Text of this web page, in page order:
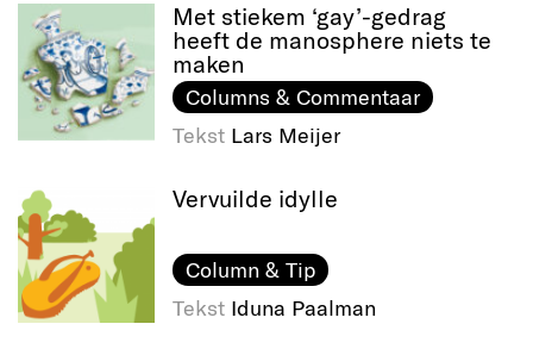
Met stiekem ‘gay’-gedrag
heeft de manosphere niets te
maken
Columns & Commentaar
Tekst Lars Meijer
Vervuilde idylle
Column & Tip
Tekst Iduna Paalman